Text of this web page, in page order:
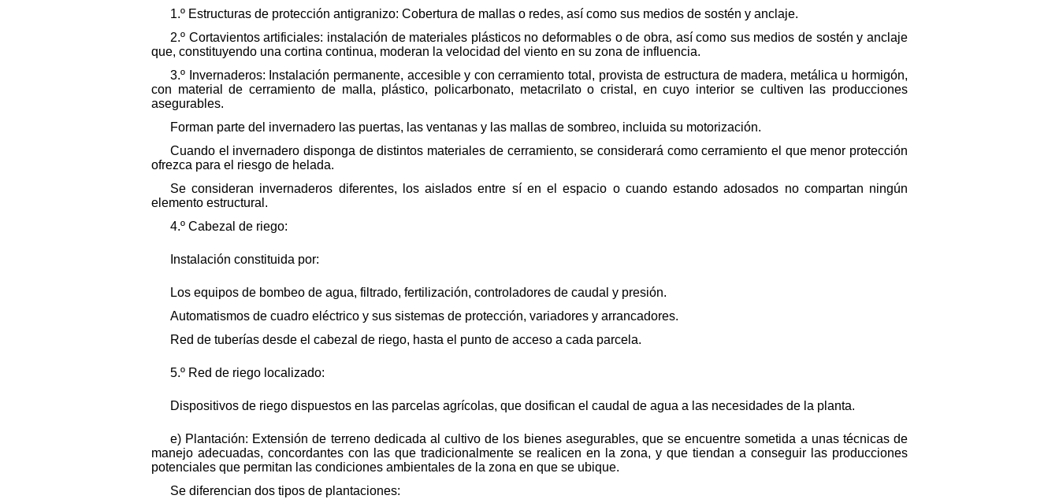
1.º Estructuras de protección antigranizo: Cobertura de mallas o redes, así como sus medios de sostén y anclaje.
2.º Cortavientos artificiales: instalación de materiales plásticos no deformables o de obra, así como sus medios de sostén y anclaje
que, constituyendo una cortina continua, moderan la velocidad del viento en su zona de influencia.
3.º Invernaderos: Instalación permanente, accesible y con cerramiento total, provista de estructura de madera, metálica u hormigón,
con material de cerramiento de malla, plástico, policarbonato, metacrilato o cristal, en cuyo interior se cultiven las producciones
asegurables.
Forman parte del invernadero las puertas, las ventanas y las mallas de sombreo, incluida su motorización.
Cuando el invernadero disponga de distintos materiales de cerramiento, se considerará como cerramiento el que menor protección
ofrezca para el riesgo de helada.
Se consideran invernaderos diferentes, los aislados entre sí en el espacio o cuando estando adosados no compartan ningún
elemento estructural.
4.º Cabezal de riego:
Instalación constituida por:
Los equipos de bombeo de agua, filtrado, fertilización, controladores de caudal y presión.
Automatismos de cuadro eléctrico y sus sistemas de protección, variadores y arrancadores.
Red de tuberías desde el cabezal de riego, hasta el punto de acceso a cada parcela.
5.º Red de riego localizado:
Dispositivos de riego dispuestos en las parcelas agrícolas, que dosifican el caudal de agua a las necesidades de la planta.
e) Plantación: Extensión de terreno dedicada al cultivo de los bienes asegurables, que se encuentre sometida a unas técnicas de
manejo adecuadas, concordantes con las que tradicionalmente se realicen en la zona, y que tiendan a conseguir las producciones
potenciales que permitan las condiciones ambientales de la zona en que se ubique.
Se diferencian dos tipos de plantaciones: